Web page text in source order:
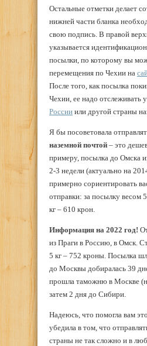
Остальные отметки делает
нижней части бланка
свою подпись. В правой
указывается
посылки, по которому вы
перемещения по Чехии на
После того, как посылка
Чехии, ее надо отслеживать
России или другой страны
Я бы посоветовала
наземной почтой – это
примеру, посылка до Омска
2-3 недели (актуально на
примерно сориентировать
отправки: за посылку весом
кг – 610 крон.
Информация на 2022 год!
из Праги в Россию, в Омск.
5 кг – 752 кроны. Посылка
до Москвы добиралась 39
прошла таможню в Москве
затем 2 дня до Сибири.
Надеюсь, что помогла вам
убедила в том, что
страны не так сложно и в